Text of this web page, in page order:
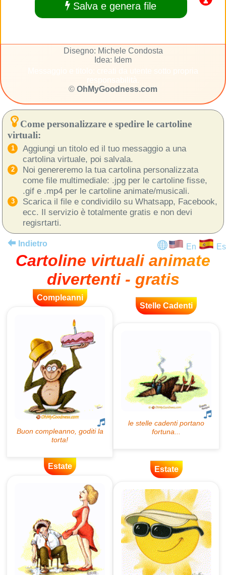
Salva e genera file
Disegno: Michele Condosta
Idea: Idem
© OhMyGoodness.com
Come personalizzare e spedire le cartoline
virtuali:
Aggiungi un titolo ed il tuo messaggio a una
cartolina virtuale, poi salvala.
Noi genereremo la tua cartolina personalizzata
come file multimediale: .jpg per le cartoline fisse,
.gif e .mp4 per le cartoline animate/musicali.
Scarica il file e condividilo su Whatsapp, Facebook,
ecc. Il servizio è totalmente gratis e non devi
regisrtarti.
Indietro En Es
Cartoline virtuali animate
divertenti - gratis
Compleanni
Stelle Cadenti
Estate Estate